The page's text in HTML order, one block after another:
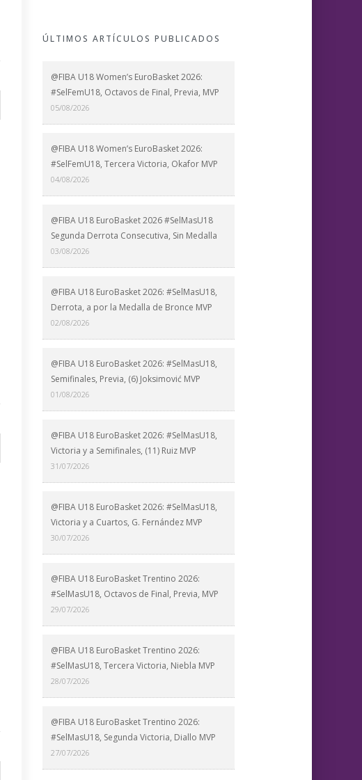
ÚLTIMOS ARTÍCULOS PUBLICADOS
@FIBA U18 Women’s EuroBasket 2026:
#SelFemU18, Octavos de Final, Previa, MVP
05/08/2026
@FIBA U18 Women’s EuroBasket 2026:
#SelFemU18, Tercera Victoria, Okafor MVP
04/08/2026
@FIBA U18 EuroBasket 2026 #SelMasU18
Segunda Derrota Consecutiva, Sin Medalla
03/08/2026
@FIBA U18 EuroBasket 2026: #SelMasU18,
Derrota, a por la Medalla de Bronce MVP
02/08/2026
@FIBA U18 EuroBasket 2026: #SelMasU18,
Semifinales, Previa, (6) Joksimović MVP
01/08/2026
@FIBA U18 EuroBasket 2026: #SelMasU18,
Victoria y a Semifinales, (11) Ruiz MVP
31/07/2026
@FIBA U18 EuroBasket 2026: #SelMasU18,
Victoria y a Cuartos, G. Fernández MVP
30/07/2026
@FIBA U18 EuroBasket Trentino 2026:
#SelMasU18, Octavos de Final, Previa, MVP
29/07/2026
@FIBA U18 EuroBasket Trentino 2026:
#SelMasU18, Tercera Victoria, Niebla MVP
28/07/2026
@FIBA U18 EuroBasket Trentino 2026:
#SelMasU18, Segunda Victoria, Diallo MVP
27/07/2026